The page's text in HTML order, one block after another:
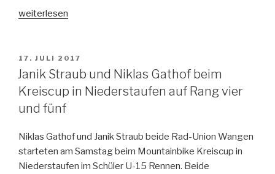
„Niklas
beim
MTB-
Rennen
Bad
weiterlesen
VERÖFFENTLICHT
AM
17. JULI 2017
Janik Straub und Niklas Gathof beim
Kreiscup in Niederstaufen auf Rang vier
und fünf
Niklas Gathof und Janik Straub beide Rad-Union Wangen
starteten am Samstag beim Mountainbike Kreiscup in
Niederstaufen im Schüler U-15 Rennen. Beide